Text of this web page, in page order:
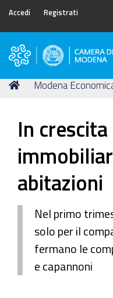
Accedi Registrati
Camera
Commercio
Tu
Home
Modena
In
abitazioni
Nel primo
solo per il
fermano le
e capannoni